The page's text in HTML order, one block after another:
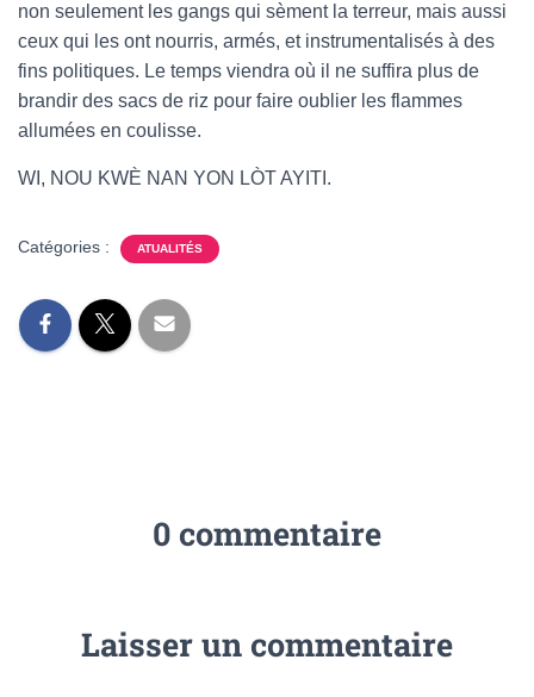
non seulement les gangs qui sèment la terreur, mais aussi
ceux qui les ont nourris, armés, et instrumentalisés à des
fins politiques. Le temps viendra où il ne suffira plus de
brandir des sacs de riz pour faire oublier les flammes
allumées en coulisse.
WI, NOU KWÈ NAN YON LÒT AYITI.
Catégories : ATUALITÉS
0 commentaire
Laisser un commentaire